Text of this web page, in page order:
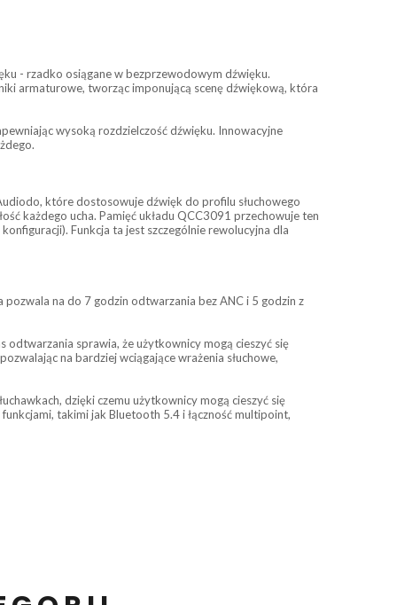
- rzadko osiągane w bezprzewodowym dźwięku.
armaturowe, tworząc imponującą scenę dźwiękową, która
wysoką rozdzielczość dźwięku. Innowacyjne
które dostosowuje dźwięk do profilu słuchowego
każdego ucha. Pamięć układu QCC3091 przechowuje ten
Funkcja ta jest szczególnie rewolucyjna dla
na do 7 godzin odtwarzania bez ANC i 5 godzin z
odtwarzania sprawia, że użytkownicy mogą cieszyć się
na bardziej wciągające wrażenia słuchowe,
dzięki czemu użytkownicy mogą cieszyć się
takimi jak Bluetooth 5.4 i łączność multipoint,